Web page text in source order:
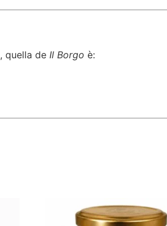
, quella de Il Borgo è: